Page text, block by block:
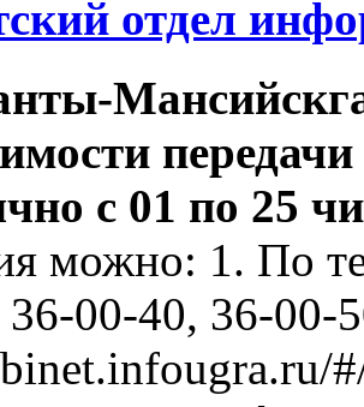
отдел
с 01 по 25
можно: 1. По
00-40, 36-00-